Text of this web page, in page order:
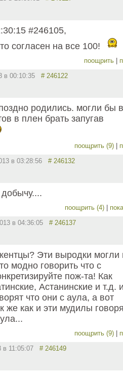
#246105,
согласен на все 100!
поощрить
в 00:10:35 # 246122
родились. могли бы
в плен брать запугав
поощрить (9)
в 03:28:56 # 246132
поощрить (4)
в 04:36:05 # 246137
Эти выродки могли
модно говорить что с
пож-та! Как
Астанинские и т.д.
что они с аула, а вот
же как и эти мудилы
поощрить (9)
в 11:05:07 # 246149